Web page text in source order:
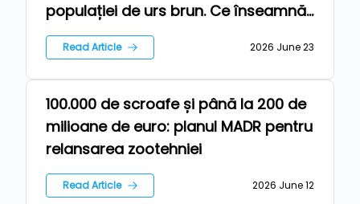
populației de urs brun. Ce înseamnă
pentru fermieri?
Read Article 2026 June 23
Farm
100.000 de scroafe și până la 200 de
milioane de euro: planul MADR pentru
relansarea zootehniei
Read Article 2026 June 12